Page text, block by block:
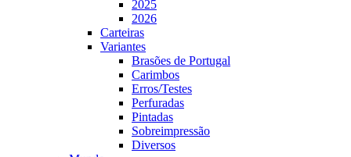
2025
2026
Carteiras
Variantes
Brasões de Portugal
Carimbos
Erros/Testes
Perfuradas
Pintadas
Sobreimpressão
Diversos